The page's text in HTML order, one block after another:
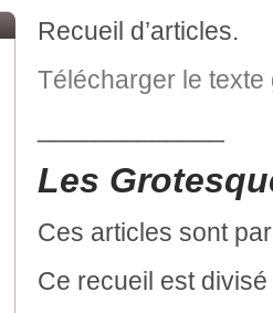
Recueil d’articles.
Télécharger le
Les
Ces articles sont
Ce recueil est